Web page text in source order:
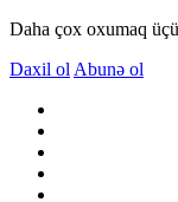
Daha çox oxumaq
Daxil ol Abunə ol